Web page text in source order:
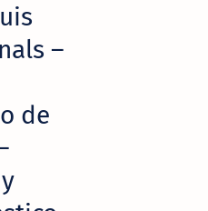
–
de